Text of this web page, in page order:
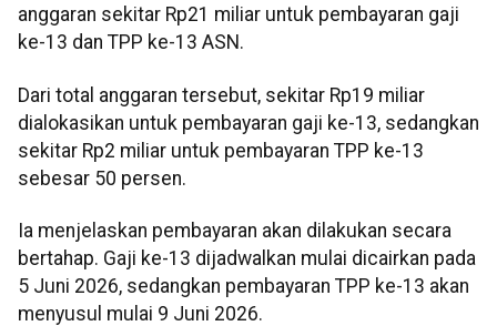
anggaran sekitar Rp21 miliar untuk pembayaran gaji
ke-13 dan TPP ke-13 ASN.
Dari total anggaran tersebut, sekitar Rp19 miliar
dialokasikan untuk pembayaran gaji ke-13, sedangkan
sekitar Rp2 miliar untuk pembayaran TPP ke-13
sebesar 50 persen.
Ia menjelaskan pembayaran akan dilakukan secara
bertahap. Gaji ke-13 dijadwalkan mulai dicairkan pada
5 Juni 2026, sedangkan pembayaran TPP ke-13 akan
menyusul mulai 9 Juni 2026.